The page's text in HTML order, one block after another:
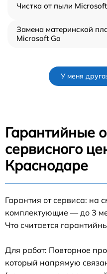
Чистка от пыли
Замена материнской
Microsoft Go
У меня
Гарантийные
сервисного
Краснодаре
Гарантия от сервиса: на
комплектующие — до 3
Что считается
Для работ: Повторное
который напрямую